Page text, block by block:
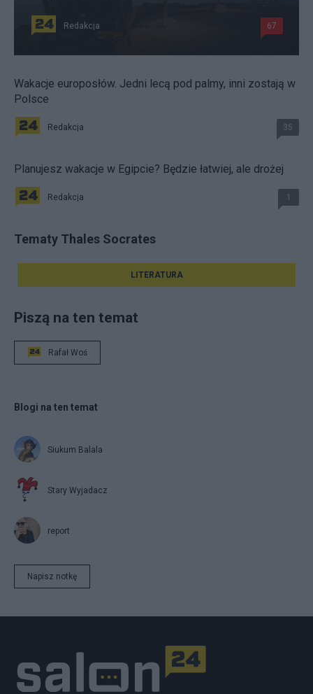
Redakcja 67
Wakacje europosłów. Jedni lecą pod palmy, inni zostają w
Polsce
Redakcja 35
Planujesz wakacje w Egipcie? Będzie łatwiej, ale drożej
Redakcja 1
Tematy Thales Socrates
LITERATURA
Piszą na ten temat
Rafał Woś
Blogi na ten temat
Siukum Balala
Stary Wyjadacz
report
Napisz notkę